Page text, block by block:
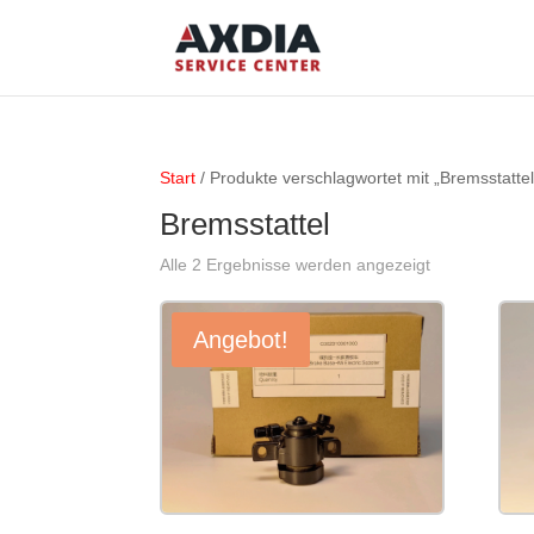
Start / Produkte verschlagwortet mit
Bremsstattel
Alle 2 Ergebnisse werden angezeigt
Angebot!